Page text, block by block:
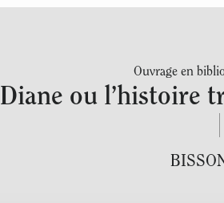
Ouvrage en
Diane ou l’histoire